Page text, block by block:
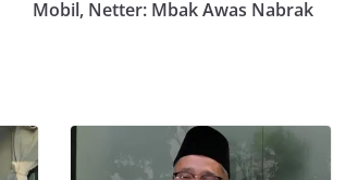
Mobil, Netter: Mbak Awas Nabrak